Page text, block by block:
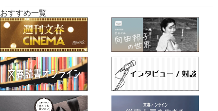
おすすめ一覧